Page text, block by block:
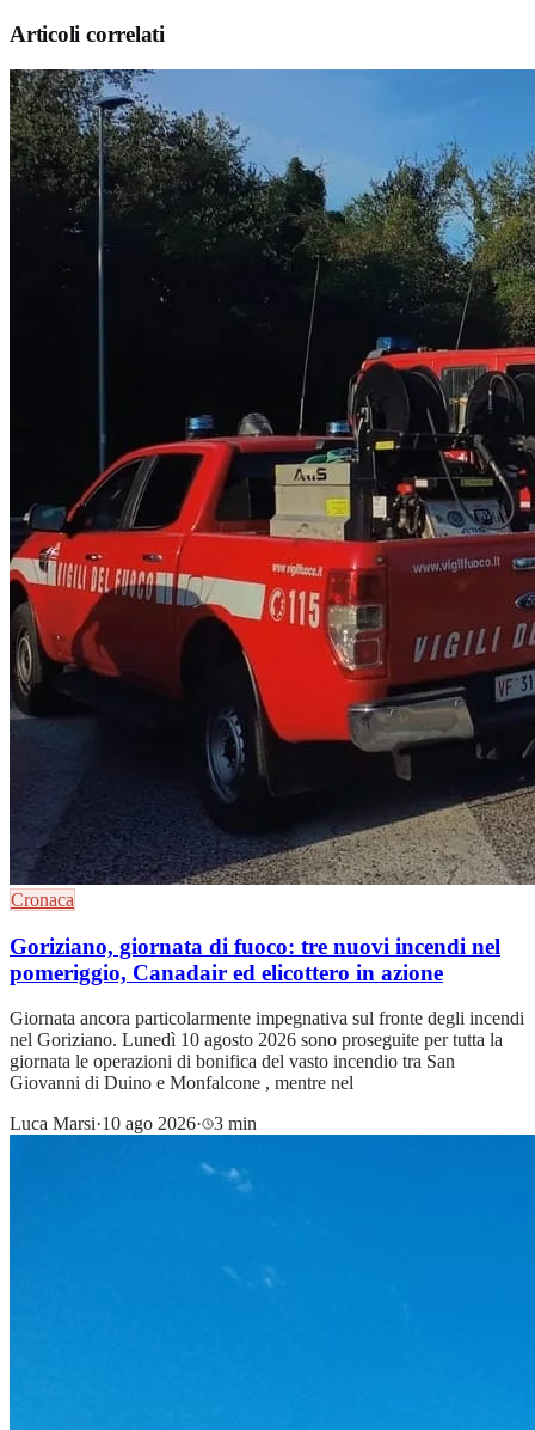
Articoli correlati
Cronaca
Goriziano, giornata di fuoco: tre nuovi incendi nel
pomeriggio, Canadair ed elicottero in azione
Giornata ancora particolarmente impegnativa sul fronte degli incendi
nel Goriziano. Lunedì 10 agosto 2026 sono proseguite per tutta la
giornata le operazioni di bonifica del vasto incendio tra San
Giovanni di Duino e Monfalcone , mentre nel
Luca Marsi·10 ago 2026· 3 min